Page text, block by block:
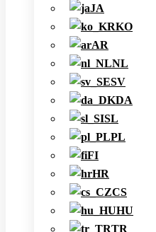
JA
KO
AR
NL
SV
DA
SL
PL
FI
HR
CS
HU
TR